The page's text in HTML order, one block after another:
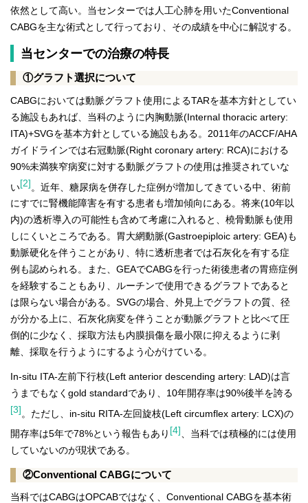
依然として高い。当センターでは人工心肺を用いたConventional
CABGを主な術式として行っており、その成績を中心に解説する。
当センターでの治療の特長
①グラフト選択について
CABGにおいては動脈グラフト使用によるTARを基本方針としてい
る施設もあれば、当科のように内胸動脈(Internal thoracic artery:
ITA)+SVGを基本方針としている施設もある。2011年のACCF/AHA
ガイドラインでは右冠動脈(Right coronary artery: RCA)における
90%未満狭窄病変に対する動脈グラフトの使用は推奨されていな
い[2]。近年、糖尿病を併存した症例が増加してきている中、術前
にすでに腎機能障害を有する患者も増加傾向にある。将来(10年以
内)の透析導入の可能性も含めて考慮に入れると、橈骨動脈も使用
しにくいところである。胃大網動脈(Gastroepiploic artery: GEA)も
動脈硬化を伴うことがあり、特に透析患者では石灰化を有する症
例も認められる。また、GEAでCABGを行った術後患者の胃癌症例
を経験することもあり、ルーチンで使用できるグラフトであると
は限らない場合がある。SVGの場合、外見上でグラフトの質、径
が分かる上に、石灰化病変を伴うことが動脈グラフトと比べて圧
倒的に少なく、採取方法も内膜損傷を最小限に抑えるように剥
離、採取を行うようにするよう心がけている。
In-situ ITA-左前下行枝(Left anterior descending artery: LAD)は言
うまでもなくgold standardであり、10年開存率は90%後半を誇る
[3]。ただし、in-situ RITA-左回旋枝(Left circumflex artery: LCX)の
開存率は5年で78%という報告もあり [4] 、当科では積極的には使用
していないのが現状である。
②Conventional CABGについて
当科ではCABGはOPCABではなく、Conventional CABGを基本術